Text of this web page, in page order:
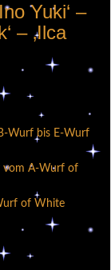
Yuki‘ –
– ‚Ilca
Wurf bis E-Wurf
vom A-Wurf of
of White